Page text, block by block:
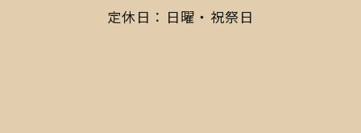
定休日：日曜・祝祭日